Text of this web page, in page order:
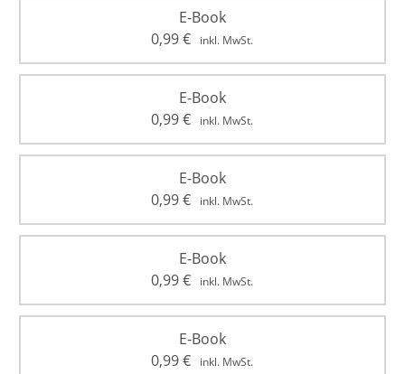
E-Book
0,99€ inkl. MwSt.
E-Book
0,99€ inkl. MwSt.
E-Book
0,99€ inkl. MwSt.
E-Book
0,99€ inkl. MwSt.
E-Book
0,99€ inkl. MwSt.